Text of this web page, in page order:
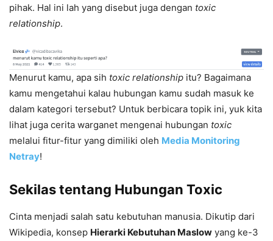
pihak. Hal ini lah yang disebut juga dengan toxic
relationship.
Menurut kamu, apa sih toxic relationship itu? Bagaimana
kamu mengetahui kalau hubungan kamu sudah masuk ke
dalam kategori tersebut? Untuk berbicara topik ini, yuk kita
lihat juga cerita warganet mengenai hubungan toxic
melalui fitur-fitur yang dimiliki oleh Media Monitoring
Netray!
Sekilas tentang Hubungan Toxic
Cinta menjadi salah satu kebutuhan manusia. Dikutip dari
Wikipedia, konsep Hierarki Kebutuhan Maslow yang ke-3